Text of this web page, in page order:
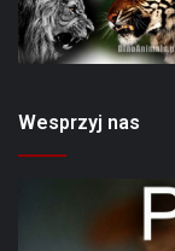
Wesprzyj nas